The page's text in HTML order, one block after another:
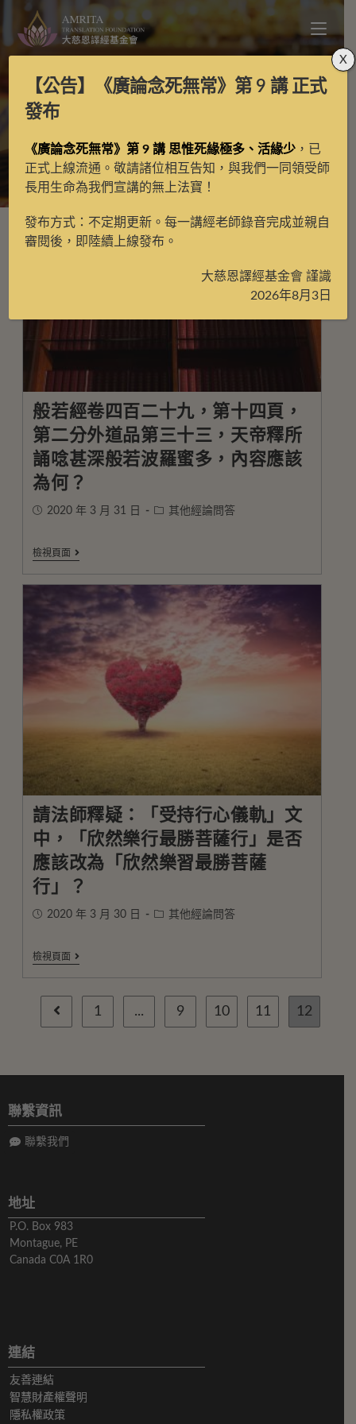
> 經典問答 > 其他經論問答 > 第12頁
般若經卷四百二十九，第十四頁，
第二分外道品第三十三，天帝釋所
誦唸甚深般若波羅蜜多，內容應該
為何？
2020 年 3 月 31 日 其他經論問答
檢視頁面
請法師釋疑：「受持行心儀軌」文
中，「欣然樂行最勝菩薩行」是否
應該改為「欣然樂習最勝菩薩
行」？
2020 年 3 月 30 日 其他經論問答
檢視頁面
1 ... 9 10 11 12
聯繫資訊
聯繫我們
地址
P.O. Box 983
Montague, PE
Canada C0A 1R0
連結
友善連結
智慧財產權聲明
隱私權政策
【公告】 《廣論念死無常》第 9 講正式
發布
《廣論念死無常》第 9 講 思惟死緣極多、活緣少 ，已
正式上線流通。敬請諸位相互告知，與我們一同領受師
長用生命為我們宣講的無上法寶！
發布方式：不定期更新。每一講經老師錄音完成並親自
審閱後，即陸續上線發布。
大慈恩譯經基金會 謹識
2026年8月3日
X